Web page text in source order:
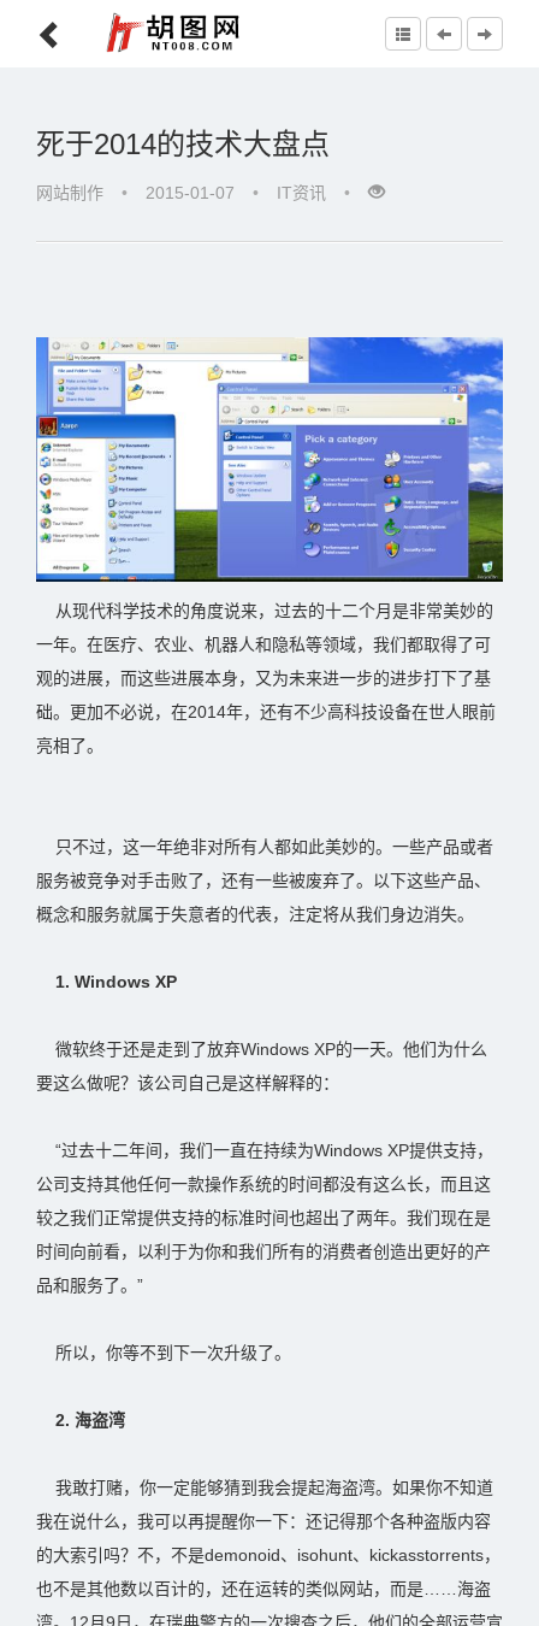
死于2014的技术大盘点
网站制作 • 2015-01-07 • IT资讯 •
从现代科学技术的角度说来，过去的十二个月是非常美妙的
一年。在医疗、农业、机器人和隐私等领域，我们都取得了可
观的进展，而这些进展本身，又为未来进一步的进步打下了基
础。更加不必说，在2014年，还有不少高科技设备在世人眼前
亮相了。
只不过，这一年绝非对所有人都如此美妙的。一些产品或者
服务被竞争对手击败了，还有一些被废弃了。以下这些产品、
概念和服务就属于失意者的代表，注定将从我们身边消失。
1. Windows XP
微软终于还是走到了放弃Windows XP的一天。他们为什么
要这么做呢？该公司自己是这样解释的：
“过去十二年间，我们一直在持续为Windows XP提供支持，
公司支持其他任何一款操作系统的时间都没有这么长，而且这
较之我们正常提供支持的标准时间也超出了两年。我们现在是
时间向前看，以利于为你和我们所有的消费者创造出更好的产
品和服务了。”
所以，你等不到下一次升级了。
2. 海盗湾
我敢打赌，你一定能够猜到我会提起海盗湾。如果你不知道
我在说什么，我可以再提醒你一下：还记得那个各种盗版内容
的大索引吗？不，不是demonoid、isohunt、kickasstorrents，
也不是其他数以百计的，还在运转的类似网站，而是……海盗